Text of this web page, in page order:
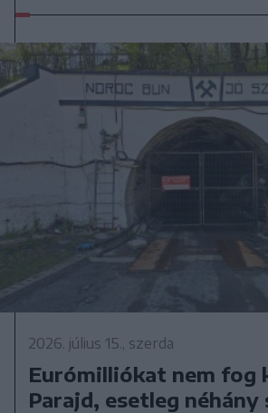
2026. július 15., szerda
Eurómilliókat nem fog
Parajd, esetleg néhány